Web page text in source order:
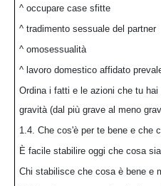
^ occupare case sfitte
^ tradimento sessuale del partner
^ omosessualità
^ lavoro domestico affidato
Ordina i fatti e le azioni che tu
gravità (dal più grave al meno
1.4. Che cos'è per te bene e che
È facile stabilire oggi che cosa
Chi stabilisce che cosa è bene e